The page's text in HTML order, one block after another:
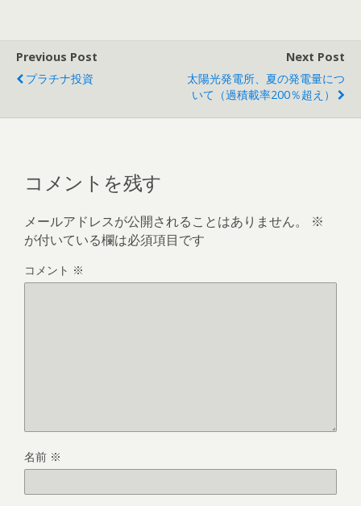
Previous Post
プラチナ投資
Next Post
太陽光発電所、夏の発電量につ
いて（過積載率200％超え）
コメントを残す
メールアドレスが公開されることはありません。
※
が付いている欄は必須項目です
コメント ※
名前 ※